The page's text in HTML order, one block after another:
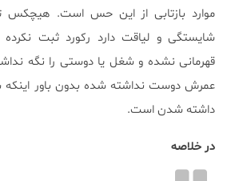
موارد بازتابی از این حس است. هیچکس
شایستگی و لیاقت دارد رکورد ثبت
قهرمانی نشده و شغل یا دوستی را نگه
عمرش دوست نداشته شده بدون باور
داشته شدن است.
در خلاصه